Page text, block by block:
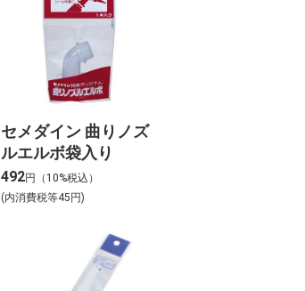
セメダイン 曲りノズ
ルエルボ袋入り
492円（10%税込）
(内消費税等45円)